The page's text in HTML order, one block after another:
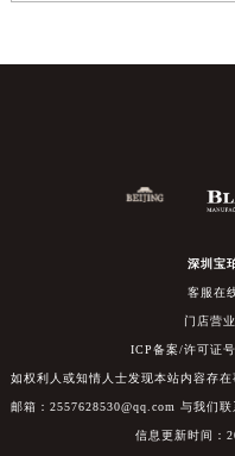
深圳宝
客服在
门店营
ICP备案/许可证
如权利人或知情人士发现本站内容存
邮箱：2557628530@qq.com 与我们
信息更新时间：